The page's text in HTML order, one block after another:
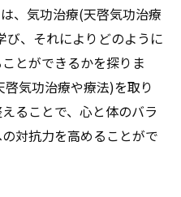
、気功治療(天啓気功治療
、それによりどのように
とができるかを探りま
気功治療や療法)を取り
ることで、心と体のバラ
対抗力を高めることがで